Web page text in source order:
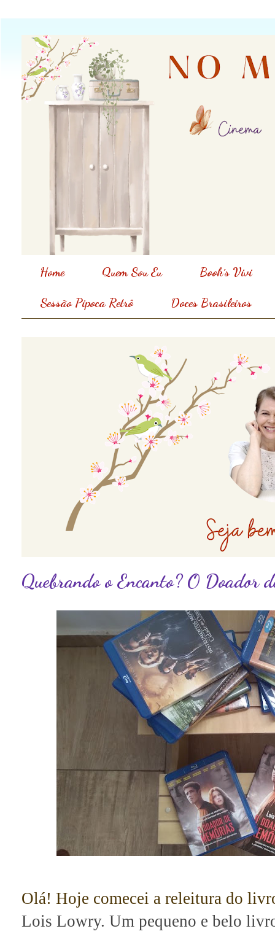
Home Quem Sou Eu Book´s Vivi
Sessão Pipoca Retrô Doces Brasileiros
Quebrando o Encanto? O Doador
Olá! Hoje comecei a releitura do
Lois Lowry. Um pequeno e belo